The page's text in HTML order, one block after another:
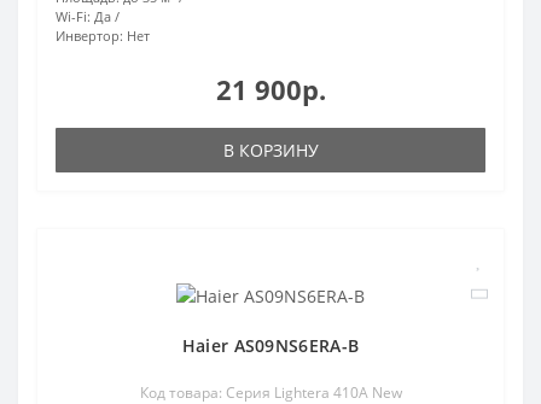
Wi-Fi: Да
Инвертор: Нет
21 900р.
В КОРЗИНУ
Haier AS09NS6ERA-B
Код товара: Серия Lightera 410A New